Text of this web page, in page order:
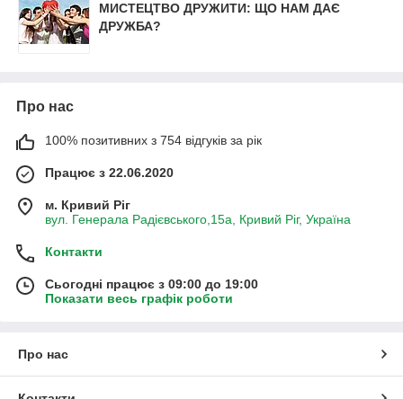
МИСТЕЦТВО ДРУЖИТИ: ЩО НАМ ДАЄ
ДРУЖБА?
Про нас
100% позитивних з 754 відгуків за рік
Працює з 22.06.2020
м. Кривий Ріг
вул. Генерала Радієвського,15а, Кривий Ріг, Україна
Контакти
Сьогодні працює з 09:00 до 19:00
Показати весь графік роботи
Про нас